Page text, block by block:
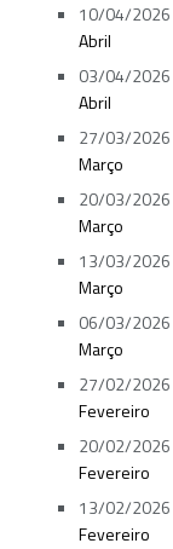
10/04/2026
Abril
03/04/2026
Abril
27/03/2026
Março
20/03/2026
Março
13/03/2026
Março
06/03/2026
Março
27/02/2026
Fevereiro
20/02/2026
Fevereiro
13/02/2026
Fevereiro